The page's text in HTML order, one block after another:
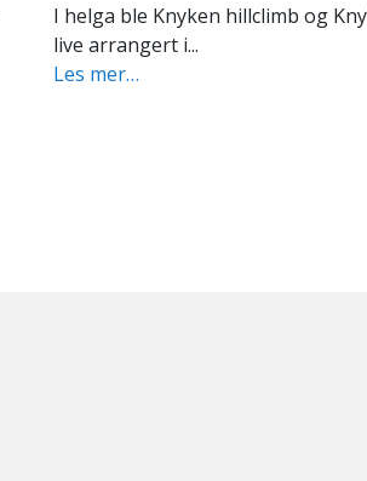
Det ble kvit jul i Orkland i år, selv
Les mer…